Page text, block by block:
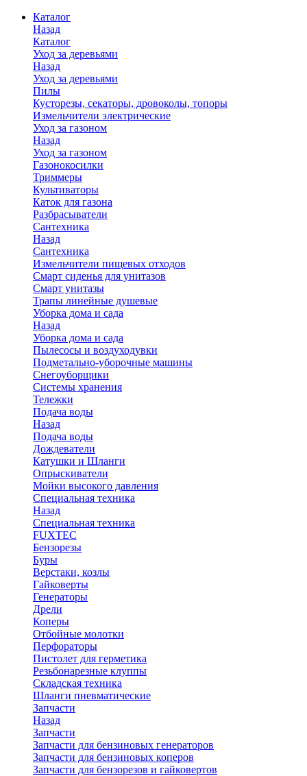
Каталог
Назад
Каталог
Уход за деревьями
Назад
Уход за деревьями
Пилы
Кусторезы, секаторы, дровоколы, топоры
Измельчители электрические
Уход за газоном
Назад
Уход за газоном
Газонокосилки
Триммеры
Культиваторы
Каток для газона
Разбрасыватели
Сантехника
Назад
Сантехника
Измельчители пищевых отходов
Смарт сиденья для унитазов
Смарт унитазы
Трапы линейные душевые
Уборка дома и сада
Назад
Уборка дома и сада
Пылесосы и воздуходувки
Подметально-уборочные машины
Снегоуборщики
Системы хранения
Тележки
Подача воды
Назад
Подача воды
Дождеватели
Катушки и Шланги
Опрыскиватели
Мойки высокого давления
Специальная техника
Назад
Специальная техника
FUXTEC
Бензорезы
Буры
Верстаки, козлы
Гайковерты
Генераторы
Дрели
Коперы
Отбойные молотки
Перфораторы
Пистолет для герметика
Резьбонарезные клуппы
Складская техника
Шланги пневматические
Запчасти
Назад
Запчасти
Запчасти для бензиновых генераторов
Запчасти для бензиновых коперов
Запчасти для бензорезов и гайковертов